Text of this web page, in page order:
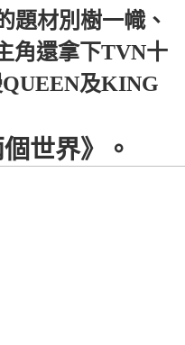
題材別樹一幟、
角還拿下TVN十
及KING
世界》。